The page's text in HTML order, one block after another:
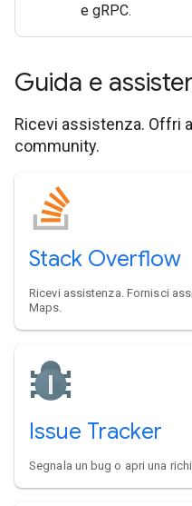
e gRPC.
Guida e
Ricevi assistenza. Offri
community.
Stack Overflow
Ricevi assistenza. Fornisci
Maps.
Issue Tracker
Segnala un bug o apri una